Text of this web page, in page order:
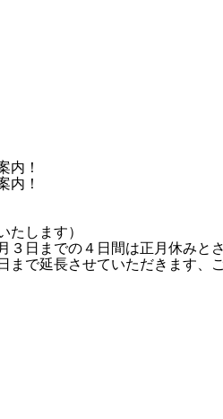
内！
内！
たします）
３日までの４日間は正月休みと
まで延長させていただきます、